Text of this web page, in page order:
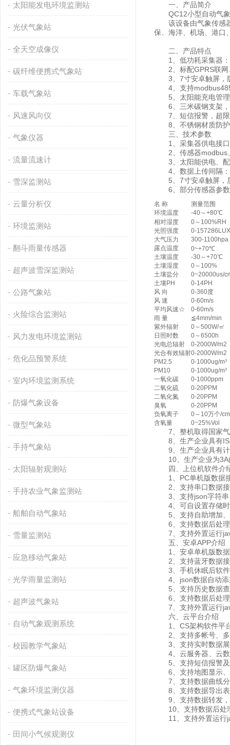
太阳能发电环境监测站
光伏气象站
全天空成像仪
碳纤维便携式气象站
车载气象站
风速风向仪
气象仪器
流量流速计
雪深监测站
云量分析仪
环境监测站
翻斗雨量传感器
超声波雪深监测站
公路气象站
火险综合监测站
风力发电环境监测站
危化品预警系统
室内环境监测系统
防爆气象设备
微型气象站
手持气象站
太阳辐射观测站
手持农业气象监测站
船舶自动气象站
雪量监测站
应急移动气象站
光学雨量监测站
超声波气象站
自动气象观测系统
校园教学气象站
罐区防爆气象站
气象环境监测仪器
便携式气象站设备
田间小气候观测仪
一、产品简介
QC12小型自动气象
该设备由气象传感器
保、海洋、机场、港口
二、产品特点
1、低功耗采集器：
2、标配GPRS联网
3、7寸安卓触屏，
4、支持
5、太阳能充电管理
6、三米碳钢支架，
7、短信报警，超限
8、不锈钢材质防护
三、技术参数
1、采集器供电接口
2、传感器modbus、
3、太阳能供电、配
4、数据上传间隔：
5、7寸安卓触屏，
6、部分传感器参数
名 称
测量范围
环境温度
-40～+80℃
相对湿度
0～100%RH
光照强度
0-157286LUX
大气压力
300-1100hpa
露点温度
0~+70℃
土壤温度
-30～+70℃
土壤湿度
0～100%
土壤盐分
0~20000us/
土壤PH
0-14PH
风 向
0-360度
风 速
0-60m/s
平均风速☆
0-60m/s
雨 量
≦4mm/min
紫外辐射
0～500W/㎡
日照时数
0～6500h
光电总辐射
0-2000W/m2
光合有效辐射0-2000W/m2
PM2.5
0-1000ug/m³
PM10
0-1000ug/m³
一氧化碳
0-1000ppm
二氧化硫
0-20PPM
二氧化氮
0-20PPM
臭氧
0-20PPM
负氧离子
0～10万个/
含氧量
0~25%Vol
7、整机取得国家气
8、生产企业具有
9、生产企业具有计
10、生产企业为3A
四、上位机软件介
1、PC单机版数据接
2、支持串口数据接
3、支持json字符串
4、可自设置存储时
5、支持自助增加、
6、支持数据后处理
7、支持外置运行
五、安卓APP介绍
1、安卓单机版数据
2、支持蓝牙数据
3、手机休眠后软件
4、json数据自动添
5、支持历史数据查
6、支持数据后处理
7、支持外置运行
六、云平台介绍
1、CS架构软件平台
2、支持多帐号、多
3、支持实时数据展
4、云服务器、云数
5、支持短信报警及
6、支持地图显示、
7、支持数据曲线
8、支持数据导出表
9、支持数据转发，
10、支持数据后处
11、支持外置运行